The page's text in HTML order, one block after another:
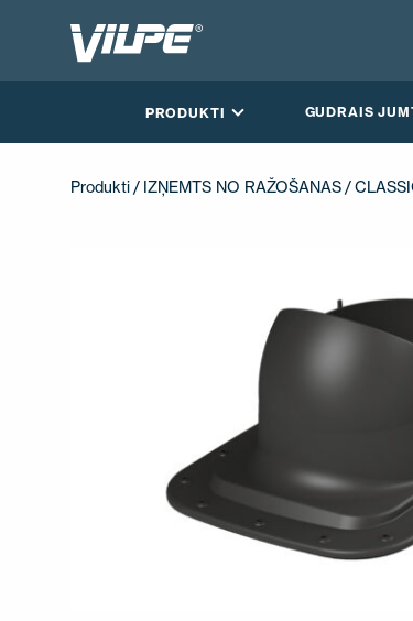
PRODUKTI GUDRAIS
SAZINIETIES AR MUMS
SV-FI LT LV ET
Produkti / IZŅEMTS NO RAŽOŠANAS /